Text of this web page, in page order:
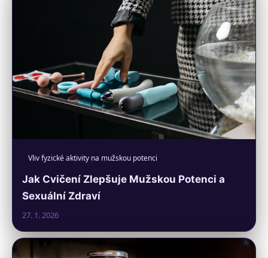
Vliv fyzické aktivity na mužskou potenci
Jak Cvičení Zlepšuje Mužskou Potenci a
Sexuální Zdraví
27. 1. 2026